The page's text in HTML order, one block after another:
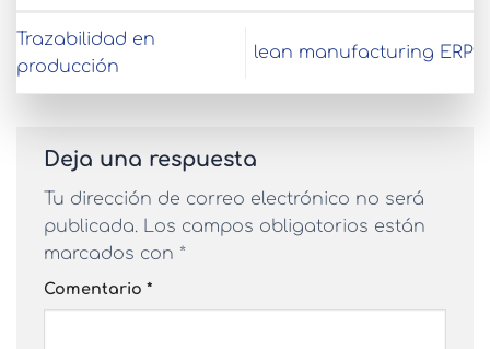
Trazabilidad en
producción
lean manufacturing ERP
Deja una respuesta
Tu dirección de correo electrónico no será
publicada. Los campos obligatorios están
marcados con *
Comentario *